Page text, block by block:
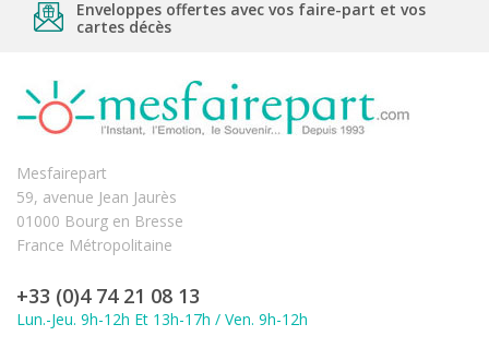
Enveloppes offertes avec vos faire-part et vos
cartes décès
Mesfairepart
59, avenue Jean Jaurès
01000 Bourg en Bresse
France Métropolitaine
+33 (0)4 74 21 08 13
Lun.-Jeu. 9h-12h Et 13h-17h / Ven. 9h-12h